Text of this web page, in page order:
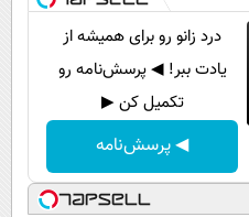
درد زانو رو برای همیشه از
یادت ببر! ◀ پرسش‌نامه رو
تکمیل کن ▶
◀ پرسش‌نامه